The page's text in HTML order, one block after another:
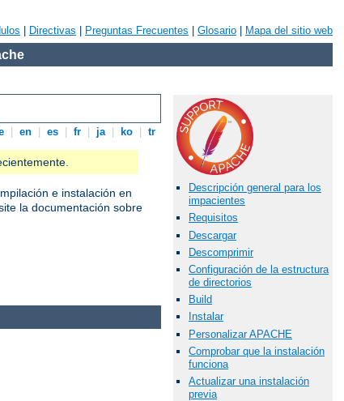
Directivas Preguntas Frecuentes Glosario Mapa del sitio web
en es fr ja ko tr
e instalación en
la documentación sobre
Descripción general para los
impacientes
Requisitos
Descargar
Descomprimir
Configuración de la estructura
de directorios
Build
Instalar
Personalizar APACHE
Comprobar que la instalación
funciona
Actualizar una instalación
previa